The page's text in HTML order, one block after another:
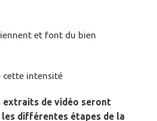
et font du bien
cette intensité
extraits de vidéo seront
différentes étapes de la